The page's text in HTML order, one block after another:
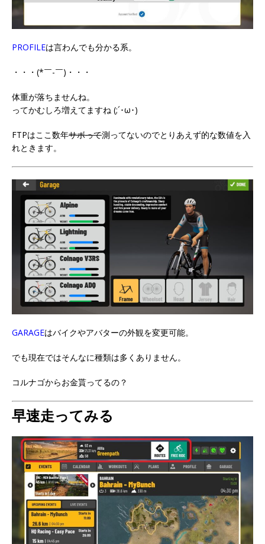
PROFILEは言わんでも分かる系。
・・・(*￣-￣)・・・
体重が落ちませんね。
ってかむしろ増えてますね (;´･ω･)
FTPはここ数年サボって測ってないのでとりあえず的な数値を入
れときます。
GARAGEはバイクやアバターの外観を変更可能。
でも現在ではそんなに種類は多くありません。
コルナゴからお金貰ってるの？
早速走ってみる